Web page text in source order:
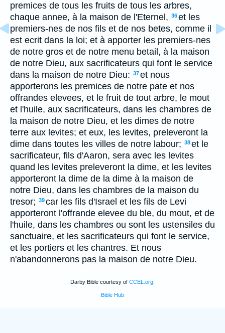
premices de tous les fruits de tous les arbres,
chaque annee, à la maison de l'Eternel, 36et les
premiers-nes de nos fils et de nos betes, comme il
est ecrit dans la loi; et à apporter les premiers-nes
de notre gros et de notre menu betail, à la maison
de notre Dieu, aux sacrificateurs qui font le service
dans la maison de notre Dieu: 37et nous
apporterons les premices de notre pate et nos
offrandes elevees, et le fruit de tout arbre, le mout
et l'huile, aux sacrificateurs, dans les chambres de
la maison de notre Dieu, et les dimes de notre
terre aux levites; et eux, les levites, preleveront la
dime dans toutes les villes de notre labour; 38et le
sacrificateur, fils d'Aaron, sera avec les levites
quand les levites preleveront la dime, et les levites
apporteront la dime de la dime à la maison de
notre Dieu, dans les chambres de la maison du
tresor; 39car les fils d'Israel et les fils de Levi
apporteront l'offrande elevee du ble, du mout, et de
l'huile, dans les chambres ou sont les ustensiles du
sanctuaire, et les sacrificateurs qui font le service,
et les portiers et les chantres. Et nous
n'abandonnerons pas la maison de notre Dieu.
Darby Bible courtesy of CCEL.org
Bible Hub